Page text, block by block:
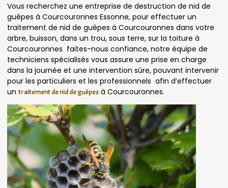
Vous recherchez une entreprise de destruction de nid de
guêpes à Courcouronnes Essonne, pour effectuer un
traitement de nid de guêpes à Courcouronnes dans votre
arbre, buisson, dans un trou, sous terre, sur la toiture à
Courcouronnes faites-nous confiance, notre équipe de
techniciens spécialisés vous assure une prise en charge
dans la journée et une intervention sûre, pouvant intervenir
pour les particuliers et les professionnels afin d’effectuer
un traitement de nid de guêpes à Courcouronnes.